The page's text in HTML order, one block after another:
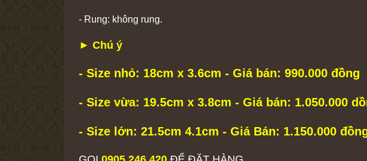
- Rung: không rung.
► Chú ý
- Size nhỏ: 18cm x 3.6cm - Giá bán: 990.000 đồng
- Size vừa: 19.5cm x 3.8cm - Giá bán: 1.050.000
- Size lớn: 21.5cm 4.1cm - Giá Bán: 1.150.000